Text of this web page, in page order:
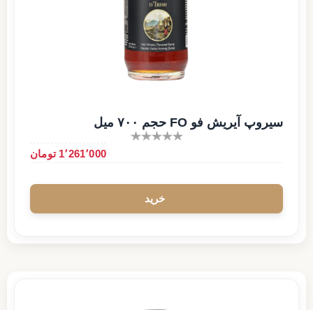
سیروپ آیریش فو FO حجم ۷۰۰ میل
1٬261٬000 تومان